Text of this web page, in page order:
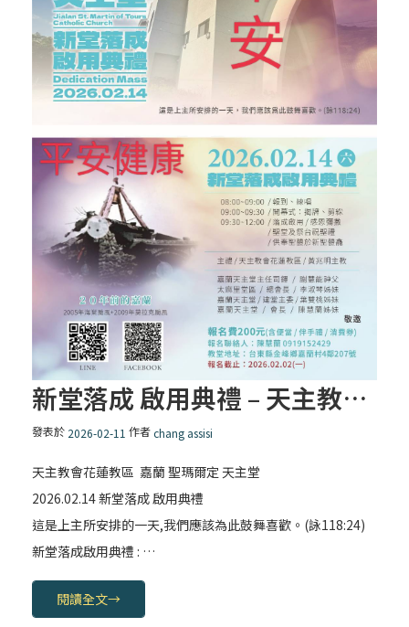
新堂落成 啟用典禮 – 天主教會花蓮教區 嘉蘭聖瑪爾定天主堂
發表於 2026-02-11 作者chang assisi
天主教會花蓮教區 嘉蘭 聖瑪爾定 天主堂
2026.02.14 新堂落成 啟用典禮
這是上主所安排的一天,我們應該為此鼓舞喜歡。(詠118:24)
新堂落成啟用典禮 : …
閱讀全文→